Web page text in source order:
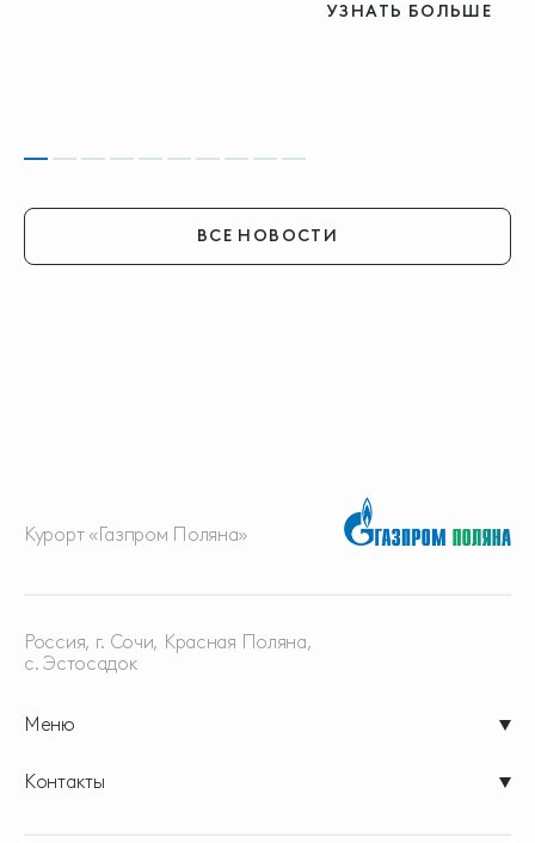
УЗНАТЬ БОЛЬШЕ
ВСЕ НОВОСТИ
Курорт «Газпром Поляна»
Меню
Россия, г. Сочи, Красная Поляна,
с. Эстосадок
Контакты